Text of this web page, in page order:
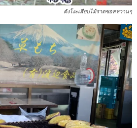
ดังโงะเสียบไม้ราดซอสหวานๆ